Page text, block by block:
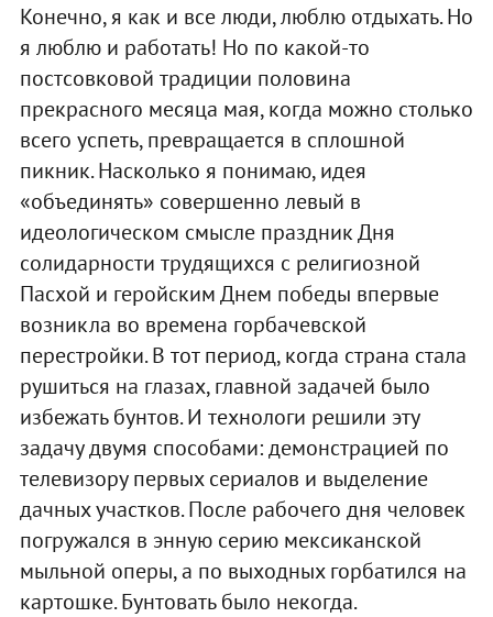
Конечно, я как и все люди, люблю отдыхать. Но
я люблю и работать! Но по какой-то
постсовковой традиции половина
прекрасного месяца мая, когда можно столько
всего успеть, превращается в сплошной
пикник. Насколько я понимаю, идея
«объединять» совершенно левый в
идеологическом смысле праздник Дня
солидарности трудящихся с религиозной
Пасхой и геройским Днем победы впервые
возникла во времена горбачевской
перестройки. В тот период, когда страна стала
рушиться на глазах, главной задачей было
избежать бунтов. И технологи решили эту
задачу двумя способами: демонстрацией по
телевизору первых сериалов и выделение
дачных участков. После рабочего дня человек
погружался в энную серию мексиканской
мыльной оперы, а по выходных горбатился на
картошке. Бунтовать было некогда.